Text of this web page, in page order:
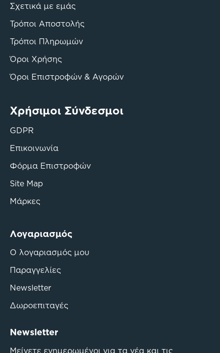
Σχετικά με εμάς
Τρόποι Αποστολής
Τρόποι Πληρωμών
Όροι Χρήσης
Όροι Επιστροφών & Αγορών
Χρήσιμοι Σύνδεσμοι
GDPR
Επικοινωνία
Φόρμα Επιστροφών
Site Map
Μάρκες
Λογαριασμός
Ο λογαριασμός μου
Παραγγελίες
Newsletter
Δωροεπιταγές
Newsletter
Μείνετε ενημερωμένοι για τα νέα και τις